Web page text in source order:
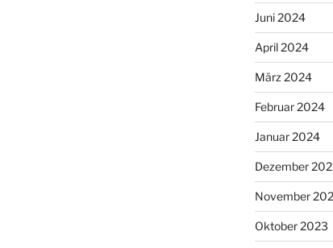
Juni 2024
April 2024
März 2024
Februar 2024
Januar 2024
Dezember
November
Oktober 2023